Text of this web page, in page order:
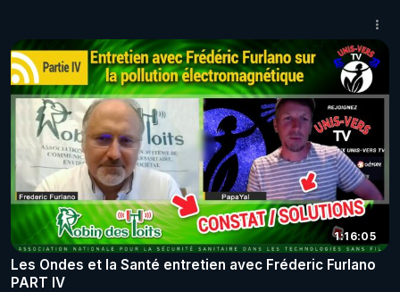
1:16:05
Les Ondes et la Santé entretien avec Fréderic Furlano
PART IV